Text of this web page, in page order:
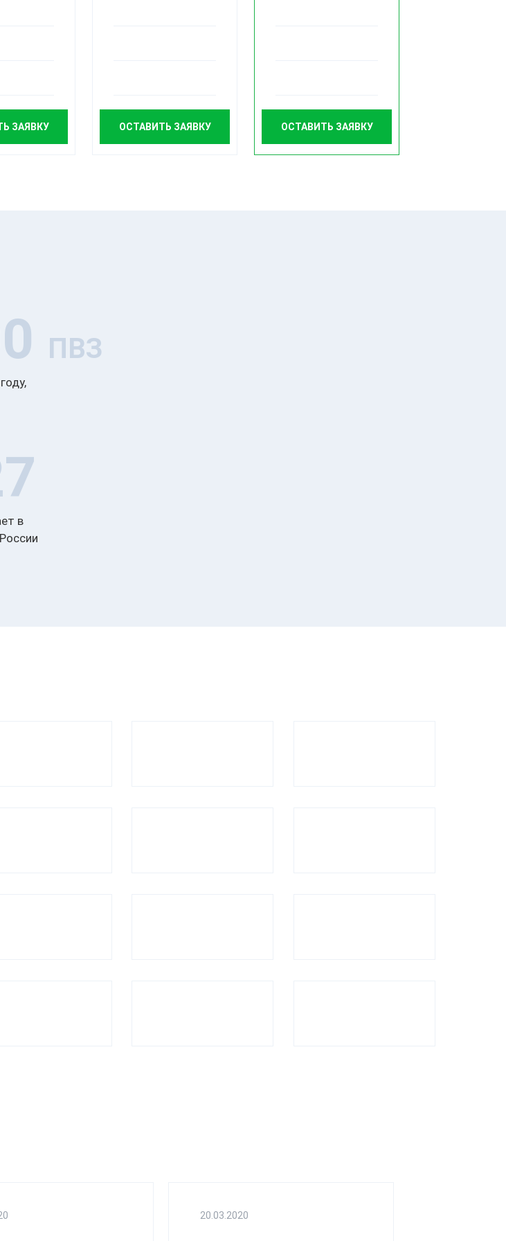
ЗАЯВКУ ОСТАВИТЬ ЗАЯВКУ ОСТАВИТЬ ЗАЯВКУ
ПВЗ
в
20.03.2020